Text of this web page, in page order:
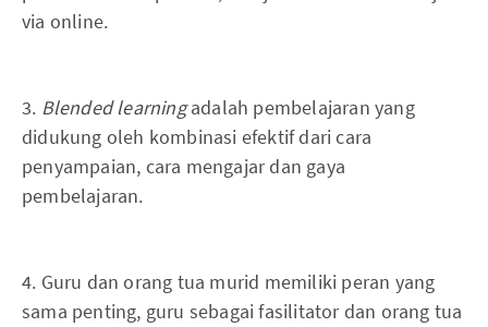
via online.
3. Blended learningadalah pembelajaran yang
didukung oleh kombinasi efektif dari cara
penyampaian, cara mengajar dan gaya
pembelajaran.
4. Guru dan orang tua murid memiliki peran yang
sama penting, guru sebagai fasilitator dan orang tua